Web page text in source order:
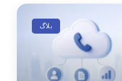
بلاگ